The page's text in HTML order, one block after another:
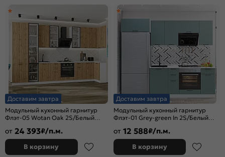
Доставим завтра
Модульный кухонный гарнитур
Флэт-05 Wotan Oak 2S/Белый
от 24 393₽/п.м.
В корзину
Доставим завтра
Модульный кухонный гарнитур
Флэт-01 Grey-green In 2S/Белый
от 12 588₽/п.м.
В корзину